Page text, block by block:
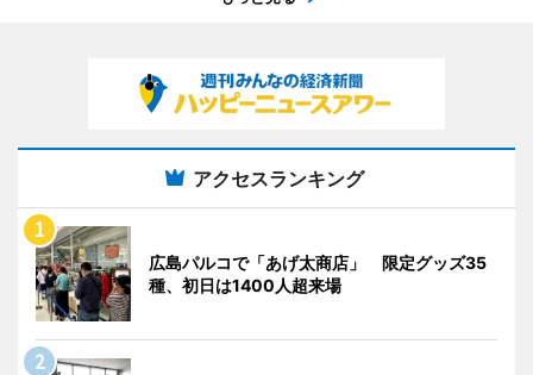
アクセスランキング
広島パルコで「あげ太商店」 限定グッズ35
種、初日は1400人超来場